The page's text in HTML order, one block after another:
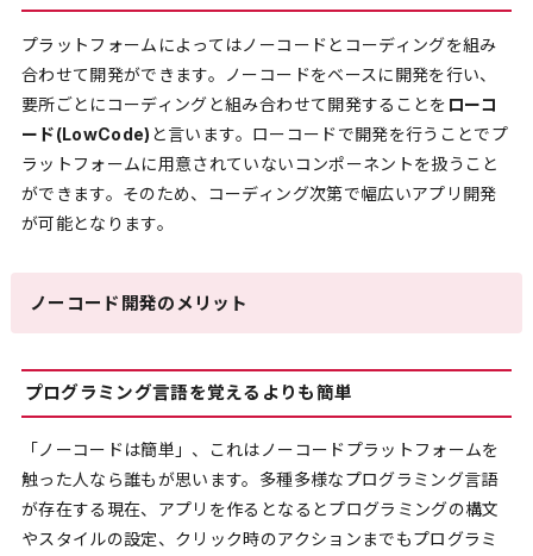
プラットフォームによってはノーコードとコーディングを組み
合わせて開発ができます。ノーコードをベースに開発を行い、
要所ごとにコーディングと組み合わせて開発することを ローコ
ード(LowCode) と言います。ローコードで開発を行うことでプ
ラットフォームに用意されていないコンポーネントを扱うこと
ができます。そのため、コーディング次第で幅広いアプリ開発
が可能となります。
ノーコード開発のメリット
プログラミング言語を覚えるよりも簡単
「ノーコードは簡単」、これはノーコードプラットフォームを
触った人なら誰もが思います。多種多様なプログラミング言語
が存在する現在、アプリを作るとなるとプログラミングの構文
やスタイルの設定、クリック時のアクションまでもプログラミ